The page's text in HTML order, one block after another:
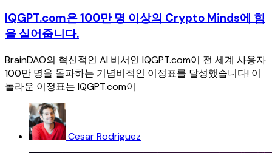
IQGPT.com은 100만 명 이상의 Crypto Minds에 힘
을 실어줍니다.
BrainDAO의 혁신적인 AI 비서인 IQGPT.com이 전 세계 사용자
100만 명을 돌파하는 기념비적인 이정표를 달성했습니다! 이
놀라운 이정표는 IQGPT.com이
Cesar Rodriguez